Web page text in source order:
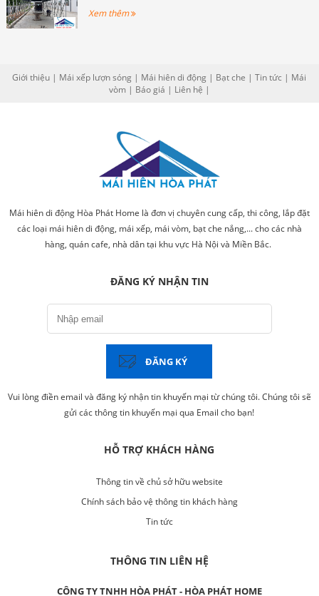
Xem thêm
Giới thiệu | Mái xếp lượn sóng | Mái hiên di động | Bạt che |Tin tức | Mái
vòm| Báo giá | Liên hệ |
Mái hiên di động Hòa Phát Home là đơn vị chuyên cung cấp, thi công, lắp đặt
các loại mái hiên di động, mái xếp, mái vòm, bạt che nắng,... cho các nhà
hàng, quán cafe, nhà dân tại khu vực Hà Nội và Miền Bắc.
ĐĂNG KÝ NHẬN TIN
ĐĂNG KÝ
Vui lòng điền email và đăng ký nhận tin khuyến mại từ chúng tôi. Chúng tôi sẽ
gửi các thông tin khuyến mại qua Email cho bạn!
HỖ TRỢ KHÁCH HÀNG
Thông tin về chủ sở hữu website
Chính sách bảo vệ thông tin khách hàng
Tin tức
THÔNG TIN LIÊN HỆ
CÔNG TY TNHH HÒA PHÁT - HÒA PHÁT HOME